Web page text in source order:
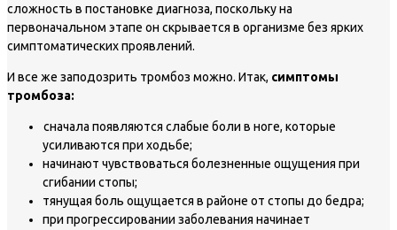
сложность в постановке диагноза, поскольку на
первоначальном этапе он скрывается в организме без ярких
симптоматических проявлений.
И все же заподозрить тромбоз можно. Итак, симптомы
тромбоза:
сначала появляются слабые боли в ноге, которые
усиливаются при ходьбе;
начинают чувствоваться болезненные ощущения при
сгибании стопы;
тянущая боль ощущается в районе от стопы до бедра;
при прогрессировании заболевания начинает